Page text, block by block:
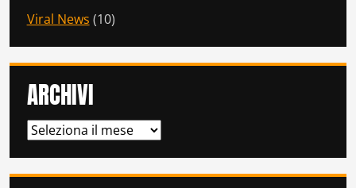
Viral News (10)
ARCHIVI
ARCHIVI